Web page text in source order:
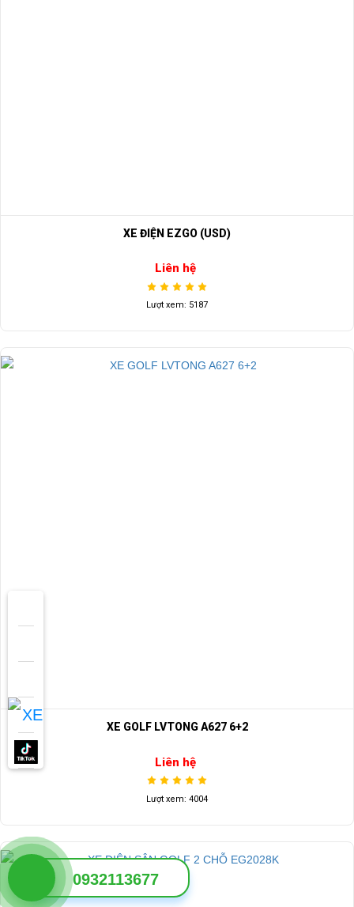
XE ĐIỆN EZGO (USD)
Liên hệ
Lượt xem: 5187
XE GOLF LVTONG A627 6+2
Liên hệ
Lượt xem: 4004
0932113677